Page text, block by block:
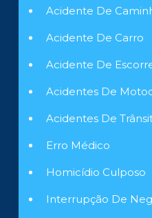
Acidente De
Acidente De Carro
Acidente De
Acidentes De
Acidentes De
Erro Médico
Homicídio Culposo
Interrupção De